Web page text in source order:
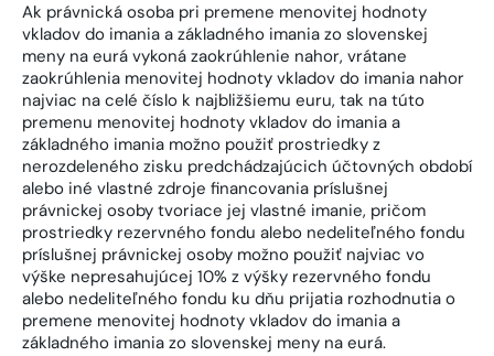
Ak právnická osoba pri premene menovitej hodnoty
vkladov do imania a základného imania zo slovenskej
meny na eurá vykoná zaokrúhlenie nahor, vrátane
zaokrúhlenia menovitej hodnoty vkladov do imania nahor
najviac na celé číslo k najbližšiemu euru, tak na túto
premenu menovitej hodnoty vkladov do imania a
základného imania možno použiť prostriedky z
nerozdeleného zisku predchádzajúcich účtovných období
alebo iné vlastné zdroje financovania príslušnej
právnickej osoby tvoriace jej vlastné imanie, pričom
prostriedky rezervného fondu alebo nedeliteľného fondu
príslušnej právnickej osoby možno použiť najviac vo
výške nepresahujúcej 10% z výšky rezervného fondu
alebo nedeliteľného fondu ku dňu prijatia rozhodnutia o
premene menovitej hodnoty vkladov do imania a
základného imania zo slovenskej meny na eurá.